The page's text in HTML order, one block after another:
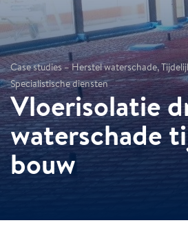
Case studies – Herstel waterschade,
Specialistische diensten
Vloerisolatie
waterschade
bouw